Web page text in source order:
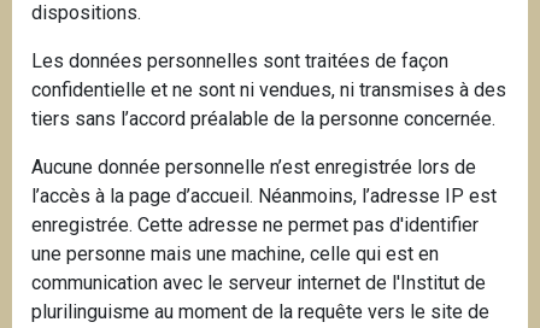
dispositions.
Les données personnelles sont traitées de façon
confidentielle et ne sont ni vendues, ni transmises à des
tiers sans l’accord préalable de la personne concernée.
Aucune donnée personnelle n’est enregistrée lors de
l’accès à la page d’accueil. Néanmoins, l’adresse IP est
enregistrée. Cette adresse ne permet pas d'identifier
une personne mais une machine, celle qui est en
communication avec le serveur internet de l'Institut de
plurilinguisme au moment de la requête vers le site de